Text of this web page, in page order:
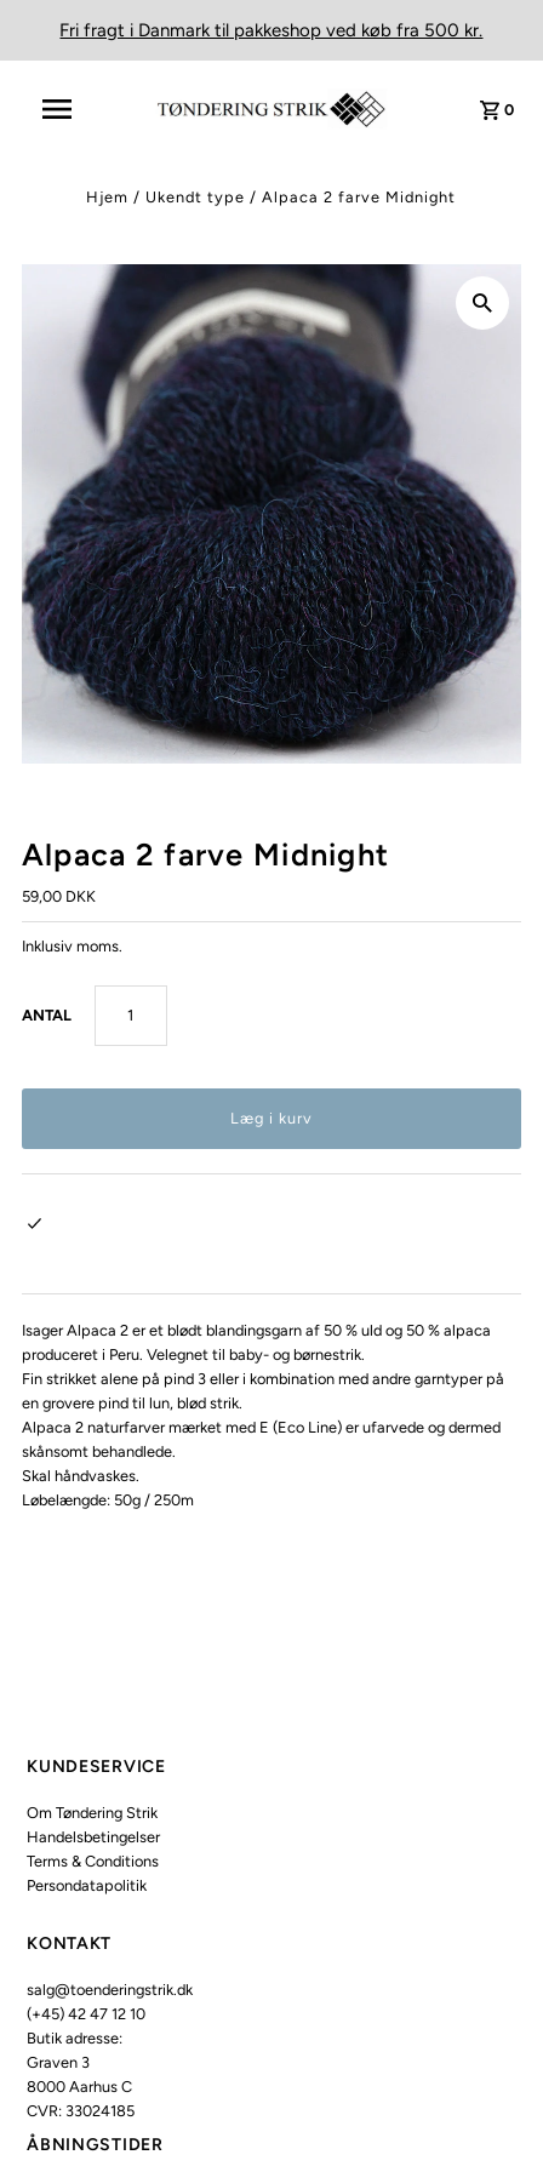
Fri fragt i Danmark til pakkeshop ved køb fra 500 kr.
0
Hjem / Ukendt type /Alpaca 2 farve Midnight
Alpaca 2 farve Midnight
59,00 DKK
Inklusiv moms.
ANTAL
Isager Alpaca 2 er et blødt blandingsgarn af 50 % uld og 50 % alpaca
produceret i Peru. Velegnet til baby- og børnestrik.
Fin strikket alene på pind 3 eller i kombination med andre garntyper på
en grovere pind til lun, blød strik.
Alpaca 2 naturfarver mærket med E (Eco Line) er ufarvede og dermed
skånsomt behandlede.
Skal håndvaskes.
Løbelængde: 50g / 250m
KUNDESERVICE
Om Tøndering Strik
Handelsbetingelser
Terms & Conditions
Persondatapolitik
KONTAKT
salg@toenderingstrik.dk
(+45) 42 47 12 10
Butik adresse:
Graven 3
8000 Aarhus C
CVR: 33024185
ÅBNINGSTIDER